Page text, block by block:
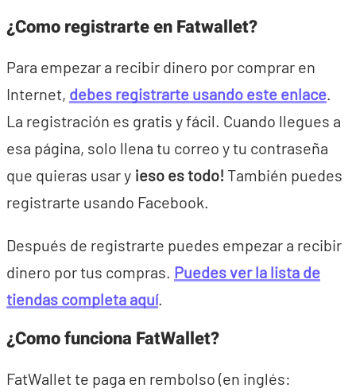
¿Como registrarte en Fatwallet?
Para empezar a recibir dinero por comprar en
Internet, debes registrarte usando este enlace.
La registración es gratis y fácil. Cuando llegues a
esa página, solo llena tu correo y tu contraseña
que quieras usar y ¡eso es todo! También puedes
registrarte usando Facebook.
Después de registrarte puedes empezar a recibir
dinero por tus compras. Puedes ver la lista de
tiendas completa aquí.
¿Como funciona FatWallet?
FatWallet te paga en rembolso (en inglés: